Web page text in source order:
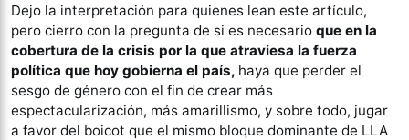
Dejo la interpretación para quienes lean este artículo,
pero cierro con la pregunta de si es necesario que en la
cobertura de la crisis por la que atraviesa la fuerza
política que hoy gobierna el país, haya que perder el
sesgo de género con el fin de crear más
espectacularización, más amarillismo, y sobre todo, jugar
a favor del boicot que el mismo bloque dominante de LLA